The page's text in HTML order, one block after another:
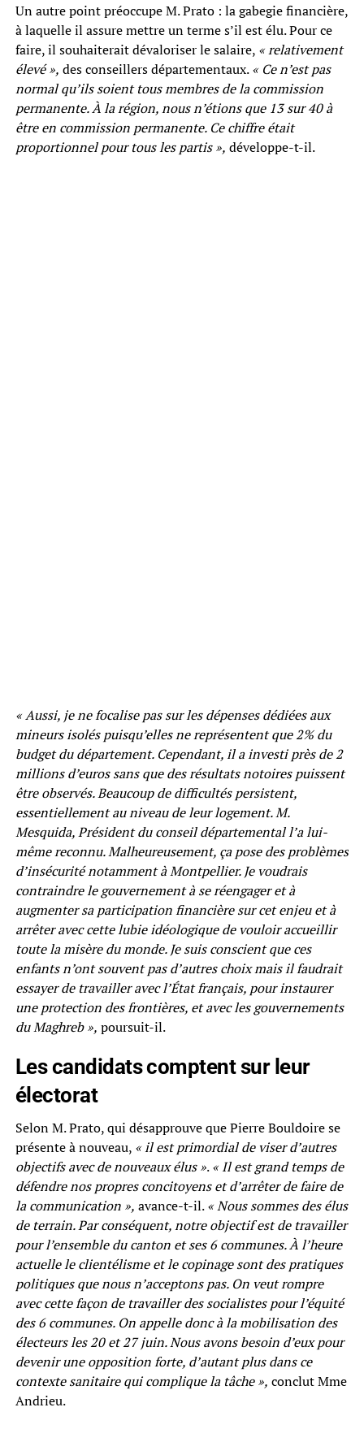
Un autre point préoccupe M. Prato : la gabegie financière,
à laquelle il assure mettre un terme s’il est élu. Pour ce
faire, il souhaiterait dévaloriser le salaire, « relativement
élevé », des conseillers départementaux.« Ce n’est pas
normal qu’ils soient tous membres de la commission
permanente. À la région, nous n’étions que 13 sur 40 à
être en commission permanente. Ce chiffre était
proportionnel pour tous les partis », développe-t-il.
« Aussi, je ne focalise pas sur les dépenses dédiées aux
mineurs isolés puisqu’elles ne représentent que 2% du
budget du département. Cependant, il a investi près de 2
millions d’euros sans que des résultats notoires puissent
être observés. Beaucoup de difficultés persistent,
essentiellement au niveau de leur logement. M.
Mesquida, Président du conseil départemental l’a lui-
même reconnu. Malheureusement, ça pose des problèmes
d’insécurité notamment à Montpellier. Je voudrais
contraindre le gouvernement à se réengager et à
augmenter sa participation financière sur cet enjeu et à
arrêter avec cette lubie idéologique de vouloir accueillir
toute la misère du monde. Je suis conscient que ces
enfants n’ont souvent pas d’autres choix mais il faudrait
essayer de travailler avec l’État français, pour instaurer
une protection des frontières, et avec les gouvernements
du Maghreb », poursuit-il.
Les candidats comptent sur leur
électorat
Selon M. Prato, qui désapprouve que Pierre Bouldoire se
présente à nouveau, « il est primordial de viser d’autres
objectifs avec de nouveaux élus ».« Il est grand temps de
défendre nos propres concitoyens et d’arrêter de faire de
la communication », avance-t-il.« Nous sommes des élus
de terrain. Par conséquent, notre objectif est de travailler
pour l’ensemble du canton et ses 6 communes. À l’heure
actuelle le clientélisme et le copinage sont des pratiques
politiques que nous n’acceptons pas. On veut rompre
avec cette façon de travailler des socialistes pour l’équité
des 6 communes. On appelle donc à la mobilisation des
électeurs les 20 et 27 juin. Nous avons besoin d’eux pour
devenir une opposition forte, d’autant plus dans ce
contexte sanitaire qui complique la tâche », conclut Mme
Andrieu.